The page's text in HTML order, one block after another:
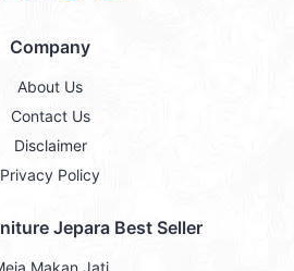
Company
About Us
Contact Us
Disclaimer
Privacy Policy
Jepara Best Seller